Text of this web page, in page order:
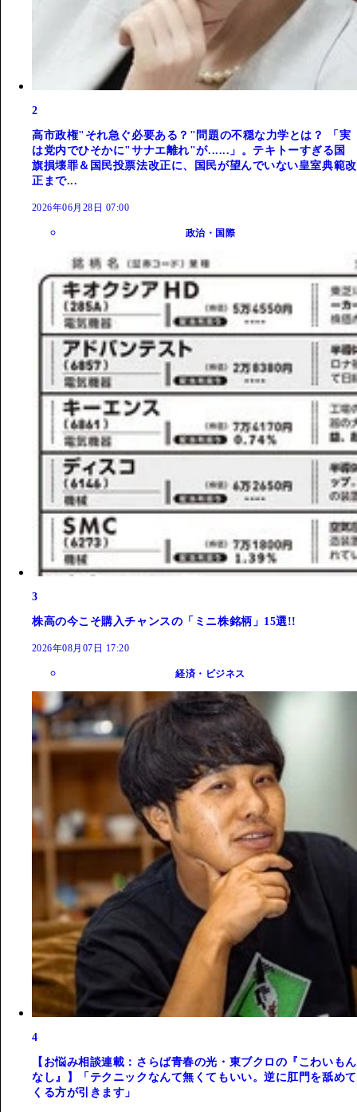
2
高市政権"それ急ぐ必要ある？"問題の不穏な力学とは？ 「実
は党内でひそかに"サナエ離れ"が......」。テキトーすぎる国
旗損壊罪＆国民投票法改正に、国民が望んでいない皇室典範改
正まで...
2026年06月28日 07:00
政治・国際
3
株高の今こそ購入チャンスの「ミニ株銘柄」15選!!
2026年08月07日 17:20
経済・ビジネス
4
【お悩み相談連載：さらば青春の光・東ブクロの『こわいもん
なし』】「テクニックなんて無くてもいい。逆に肛門を舐めて
くる方が引きます」